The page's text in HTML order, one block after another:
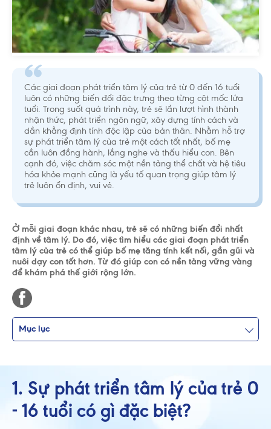
Các giai đoạn phát triển tâm lý của trẻ từ 0 đến 16 tuổi
luôn có những biến đổi đặc trưng theo từng cột mốc lứa
tuổi. Trong suốt quá trình này, trẻ sẽ lần lượt hình thành
nhận thức, phát triển ngôn ngữ, xây dựng tính cách và
dần khẳng định tính độc lập của bản thân. Nhằm hỗ trợ
sự phát triển tâm lý của trẻ một cách tốt nhất, bố mẹ
cần luôn đồng hành, lắng nghe và thấu hiểu con. Bên
cạnh đó, việc chăm sóc một nền tảng thể chất và hệ tiêu
hóa khỏe mạnh cũng là yếu tố quan trọng giúp tâm lý
trẻ luôn ổn định, vui vẻ.
Ở mỗi giai đoạn khác nhau, trẻ sẽ có những biến đổi nhất
định về tâm lý. Do đó, việc tìm hiểu các giai đoạn phát triển
tâm lý của trẻ có thể giúp bố mẹ tăng tính kết nối, gần gũi và
nuôi dạy con tốt hơn. Từ đó giúp con có nền tảng vững vàng
để khám phá thế giới rộng lớn.
Mục lục
1. Sự phát triển tâm lý của trẻ 0
- 16 tuổi có gì đặc biệt?